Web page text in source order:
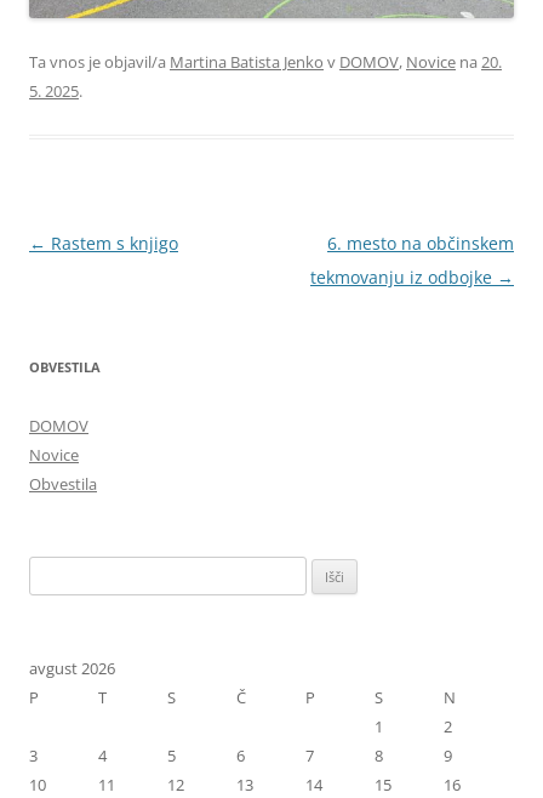
Ta vnos je objavil/a Martina Batista Jenko v DOMOV, Novice na 20.
5. 2025.
Krmarjenje
← Rastem s knjigo
6. mesto na občinskem
tekmovanju iz odbojke →
OBVESTILA
DOMOV
Novice
Obvestila
avgust 2026
P
T S Č P S
N
1
2
3
4 5 6 7 8
9
10
11 12 13 14 15
16